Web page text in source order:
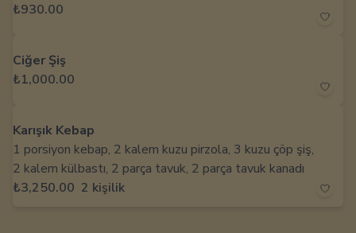
₺930.00
Ciğer Şiş
₺1,000.00
Karışık Kebap
1 porsiyon kebap, 2 kalem kuzu pirzola, 3 kuzu çöp şiş,
2 kalem külbastı, 2 parça tavuk, 2 parça tavuk kanadı
₺3,250.00 2 kişilik